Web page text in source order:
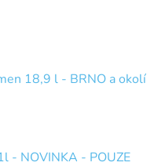
18,9 l - BRNO a okolí
- NOVINKA - POUZE